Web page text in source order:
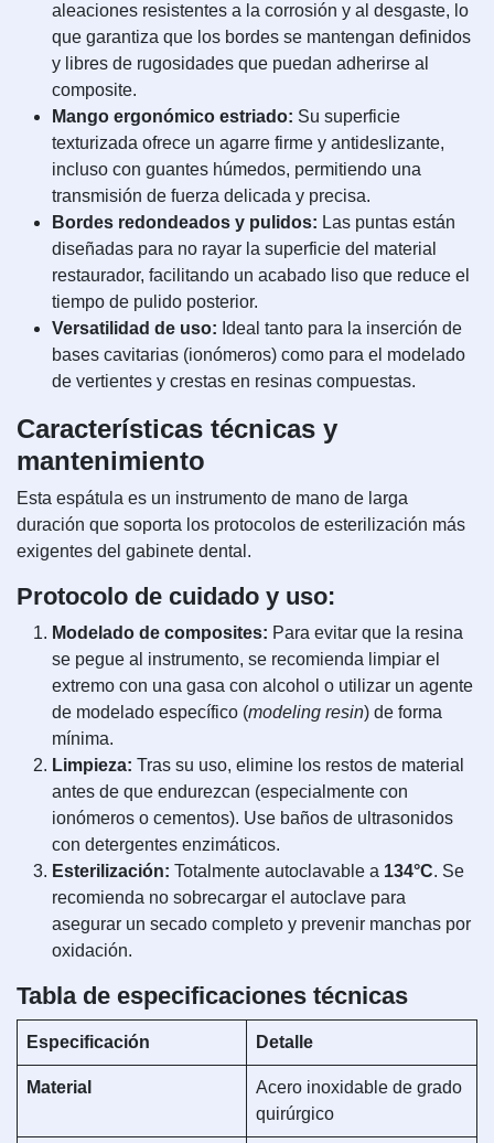
aleaciones resistentes a la corrosión y al desgaste, lo
que garantiza que los bordes se mantengan definidos
y libres de rugosidades que puedan adherirse al
composite.
Mango ergonómico estriado: Su superficie
texturizada ofrece un agarre firme y antideslizante,
incluso con guantes húmedos, permitiendo una
transmisión de fuerza delicada y precisa.
Bordes redondeados y pulidos: Las puntas están
diseñadas para no rayar la superficie del material
restaurador, facilitando un acabado liso que reduce el
tiempo de pulido posterior.
Versatilidad de uso: Ideal tanto para la inserción de
bases cavitarias (ionómeros) como para el modelado
de vertientes y crestas en resinas compuestas.
Características técnicas y
mantenimiento
Esta espátula es un instrumento de mano de larga
duración que soporta los protocolos de esterilización más
exigentes del gabinete dental.
Protocolo de cuidado y uso:
Modelado de composites: Para evitar que la resina
se pegue al instrumento, se recomienda limpiar el
extremo con una gasa con alcohol o utilizar un agente
de modelado específico (modeling resin) de forma
mínima.
Limpieza: Tras su uso, elimine los restos de material
antes de que endurezcan (especialmente con
ionómeros o cementos). Use baños de ultrasonidos
con detergentes enzimáticos.
Esterilización: Totalmente autoclavable a 134°C. Se
recomienda no sobrecargar el autoclave para
asegurar un secado completo y prevenir manchas por
oxidación.
Tabla de especificaciones técnicas
Especificación Detalle
Material
Acero inoxidable de grado
quirúrgico